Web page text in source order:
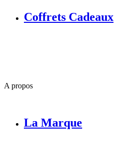
Coffrets Cadeaux
A propos
La Marque